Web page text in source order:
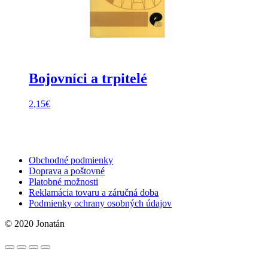
Bojovníci a trpitelé
2,15€
Obchodné podmienky
Doprava a poštovné
Platobné možnosti
Reklamácia tovaru a záručná doba
Podmienky ochrany osobných údajov
© 2020 Jonatán